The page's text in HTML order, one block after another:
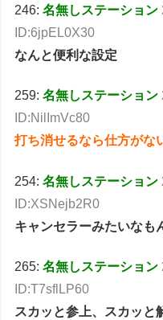
246:名無しステーション
ID:6jpEL0X30
なんと便利な設定
259:名無しステーション
ID:NilImVc80
打ち消せるなら仕方がな
254:名無しステーション
ID:XSNejb2R0
キャンセラーみたいなも
265:名無しステーション
ID:T7sflLP60
スカッと参上、スカッと